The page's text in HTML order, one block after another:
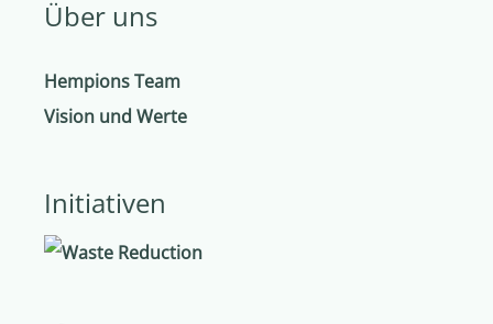
Über uns
Hempions Team
Vision und Werte
Initiativen